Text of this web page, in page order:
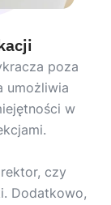
poza
umożliwia
w
czy
Dodatkowo,